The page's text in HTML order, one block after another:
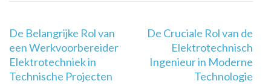
Berichtnavigatie
De Belangrijke Rol van
een Werkvoorbereider
Elektrotechniek in
Technische Projecten
De Cruciale Rol van de
Elektrotechnisch
Ingenieur in Moderne
Technologie